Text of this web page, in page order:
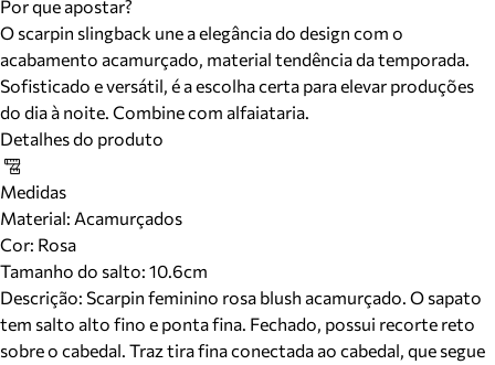
Por que apostar?
O scarpin slingback une a elegância do design com o
acabamento acamurçado, material tendência da temporada.
Sofisticado e versátil, é a escolha certa para elevar produções
do dia à noite. Combine com alfaiataria.
Detalhes do produto
Medidas
Material: Acamurçados
Cor: Rosa
Tamanho do salto: 10.6cm
Descrição: Scarpin feminino rosa blush acamurçado. O sapato
tem salto alto fino e ponta fina. Fechado, possui recorte reto
sobre o cabedal. Traz tira fina conectada ao cabedal, que segue